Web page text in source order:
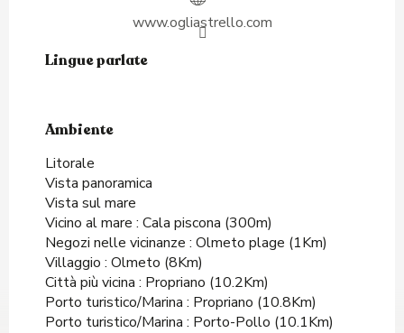
www.ogliastrello.com
Lingue parlate
Lingue parlate
Ambiente
Ambiente
Litorale
Vista panoramica
Vista sul mare
Vicino al mare : Cala piscona (300m)
Negozi nelle vicinanze : Olmeto plage (1Km)
Villaggio : Olmeto (8Km)
Città più vicina : Propriano (10.2Km)
Porto turistico/Marina : Propriano (10.8Km)
Porto turistico/Marina : Porto-Pollo (10.1Km)